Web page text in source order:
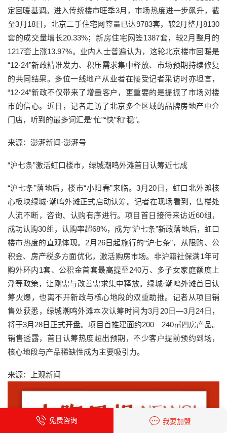
定回暖基调。进入传统楼市旺季3月，市场热度进一步飙升，截
至3月18日，北京二手住宅网签量已达9783套，较2月整月8130
套的成交量增长20.33%；新房住宅网签1387套，较2月整月的
1217套上涨13.97%。业内人士普遍认为，这轮北京楼市回暖是
“12·24”新政精准发力、积压需求集中释放、市场预期持续修复
的共同结果。多位一线地产从业者在接受记者采访时亦坦言，
“12·24”新政不仅带来了增量客户，更重要的是提振了市场对楼
市的信心。近日，记者走访了北京多个区域的品牌房地产中介
门店，听到的最多词汇是“忙”“快”和“稳”。
来源：澎湃新闻·澎湃号
“沪七条”激活虹口楼市，绿城潮鸣外滩首日认筹近七成
“沪七条”落地后，楼市“小阳春”来临。3月20日，虹口北外滩核
心板块绿城·潮鸣外滩正式启动认筹。记者在现场看到，售楼处
人流不断，咨询、认购有序进行。项目首日接待来访近60组，
成功认购30组，认购率超68%，成为“沪七条”新政落地后，虹口
楼市热度的直观体现。2月26日起施行的“沪七条”，从限购、公
积金、房产税多方面优化，激活购房市场。非沪籍社保满1年可
购外环内1套、公积金首套最高提至240万、多子女家庭额度上
浮等政策，让刚需与改善需求集中释放。绿城·潮鸣外滩首日认
筹火爆，也离不开新政与核心地段的双重助推。记者从项目销
售处获悉，绿城潮鸣外滩本次认筹时间为3月20日—3月24日，
将于3月28日正式开盘。项目首推建面约200—240㎡四房产品。
销售透露，首日认筹热度超出预期，不少客户提前预约到场，
核心地段与产品稀缺性成为主要吸引力。
来源：上观新闻
免费咨询 我要加盟